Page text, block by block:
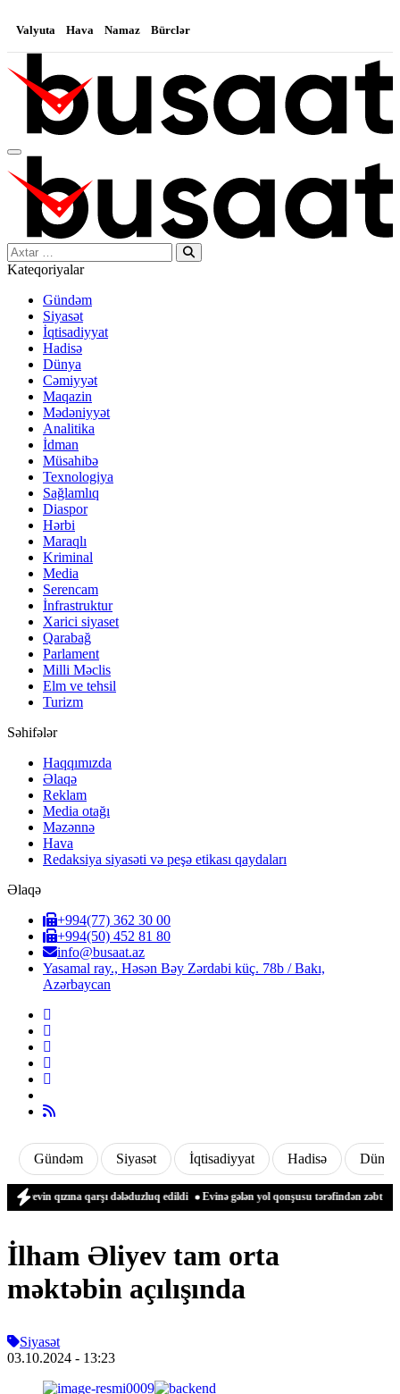
Valyuta Hava Namaz Bürclər
Search…
Kateqoriyalar
Gündəm
Siyasət
İqtisadiyyat
Hadisə
Dünya
Cəmiyyət
Maqazin
Mədəniyyət
Analitika
İdman
Müsahibə
Texnologiya
Sağlamlıq
Diaspor
Hərbi
Maraqlı
Kriminal
Media
Serencam
İnfrastruktur
Xarici siyaset
Qarabağ
Parlament
Milli Məclis
Elm ve tehsil
Turizm
Səhifələr
Haqqımızda
Əlaqə
Reklam
Media otağı
Məzənnə
Hava
Redaksiya siyasəti və peşə etikası qaydaları
Əlaqə
+994(77) 362 30 00
+994(50) 452 81 80
info@busaat.az
Yasamal ray., Həsən Bəy Zərdabi küç. 78b / Bakı,
Azərbaycan
Gündəm Siyasət İqtisadiyyat Hadisə Dünya
qızına qarşı dələduzluq edildi Evinə gələn yol qonşusu tərəfindən zəbt edilən
İlham Əliyev tam orta
məktəbin açılışında
Siyasət
03.10.2024 - 13:23